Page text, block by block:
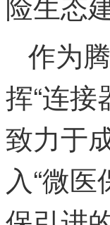
作为
挥“连
致力于
入“微